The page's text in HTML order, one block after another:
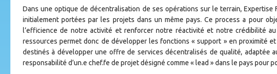
Dans une optique de décentralisation de ses opérations sur le terrain,
initialement portées par les projets dans un même pays. Ce process a pour
l’efficience de notre activité et renforcer notre réactivité et notre crédibilité
ressources permet donc de développer les fonctions « support » en proximité
destinés à développer une offre de services décentralisés de qualité, adaptée
responsabilité d’un.e chef.fe de projet désigné comme « lead » dans le pays pour